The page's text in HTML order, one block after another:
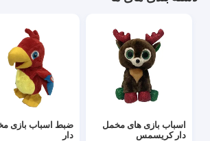
اسباب بازی های مخمل
دار کریسمس
ضبط اسباب بازی
دار